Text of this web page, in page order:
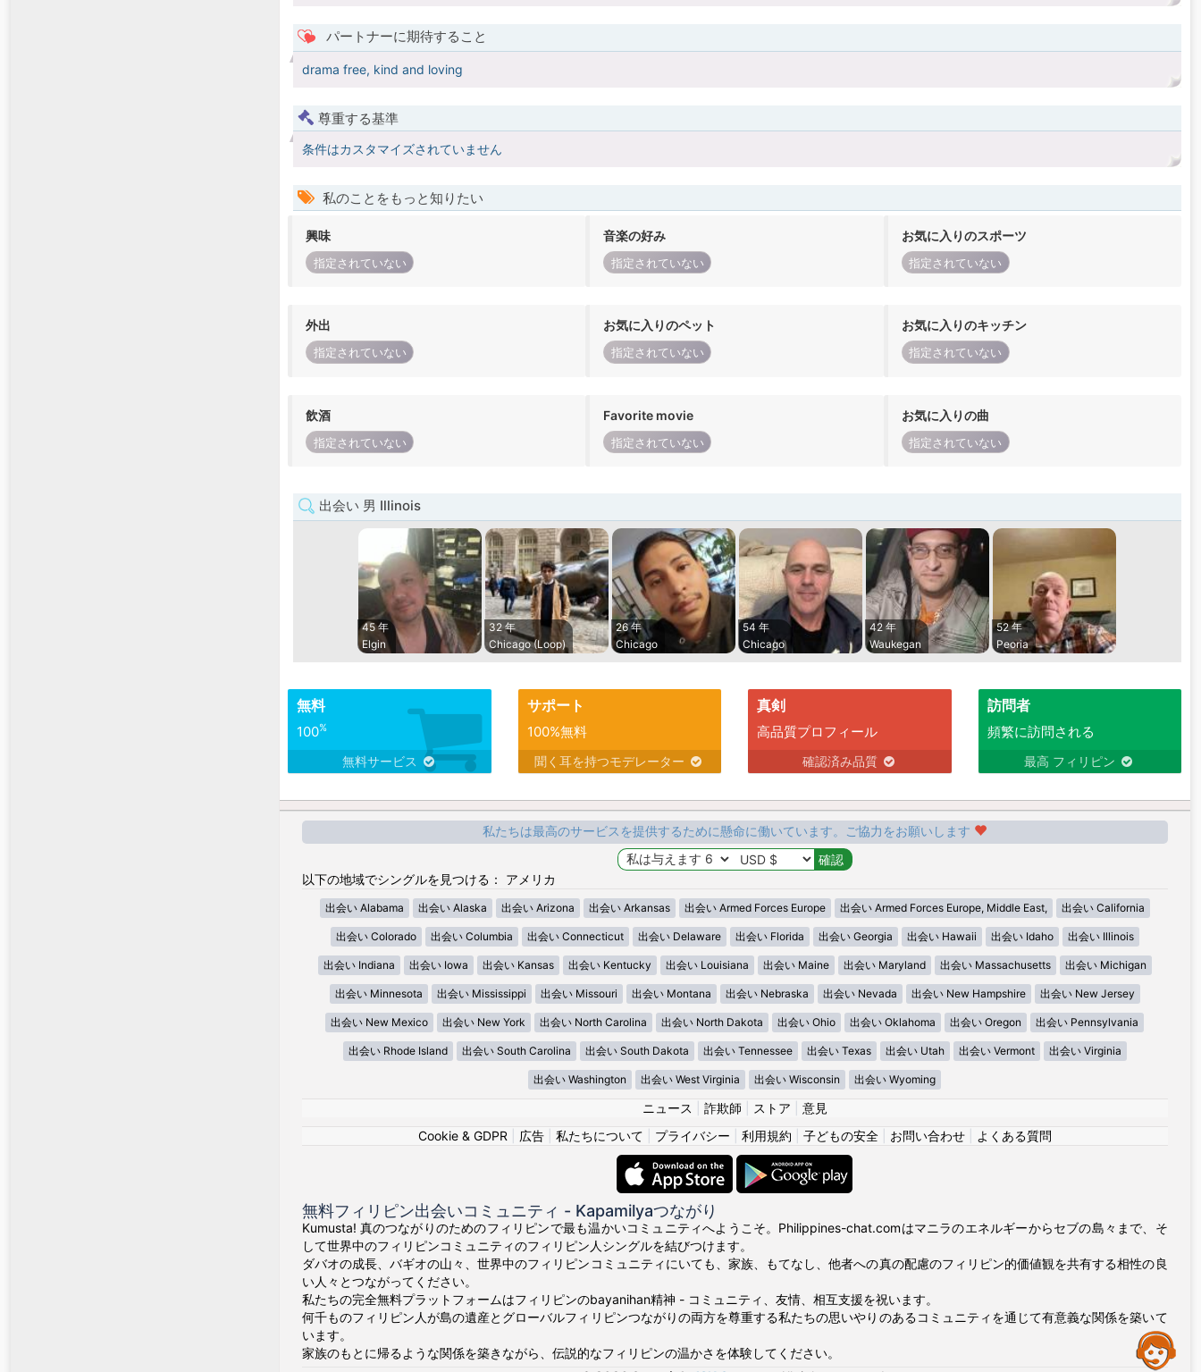
パートナーに期待すること
drama free, kind and loving
尊重する基準
条件はカスタマイズされていません
私のことをもっと知りたい
興味
指定されていない
音楽の好み
指定されていない
お気に入りのスポーツ
指定されていない
外出
指定されていない
お気に入りのペット
指定されていない
お気に入りのキッチン
指定されていない
飲酒
指定されていない
Favorite movie
指定されていない
お気に入りの曲
指定されていない
出会い 男 Illinois
45 年
Elgin
32 年
Chicago (Loop)
26 年
Chicago
54 年
Chicago
42 年
Waukegan
52 年
Peoria
無料
100%
無料サービス
サポート
100%無料
聞く耳を持つモデレーター
真剣
高品質プロフィール
確認済み品質
訪問者
頻繁に訪問される
最高 フィリピン
私たちは最高のサービスを提供するために懸命に働いています。ご協力をお願いします
以下の地域でシングルを見つける： アメリカ
出会い Alabama 出会い Alaska 出会い Arizona 出会い Arkansas 出会い Armed Forces Europe 出会い Armed Forces Europe, Middle East, 出会い California
出会い Colorado 出会い Columbia 出会い Connecticut 出会い Delaware 出会い Florida 出会い Georgia 出会い Hawaii 出会い Idaho 出会い Illinois
出会い Indiana 出会い Iowa 出会い Kansas 出会い Kentucky 出会い Louisiana 出会い Maine 出会い Maryland 出会い Massachusetts 出会い Michigan
出会い Minnesota 出会い Mississippi 出会い Missouri 出会い Montana 出会い Nebraska 出会い Nevada 出会い New Hampshire 出会い New Jersey
出会い New Mexico 出会い New York 出会い North Carolina 出会い North Dakota 出会い Ohio 出会い Oklahoma 出会い Oregon 出会い Pennsylvania
出会い Rhode Island 出会い South Carolina 出会い South Dakota 出会い Tennessee 出会い Texas 出会い Utah 出会い Vermont 出会い Virginia
出会い Washington 出会い West Virginia 出会い Wisconsin 出会い Wyoming
ニュース 詐欺師 ストア
意見
Cookie & GDPR
広告| 私たちについて プライバシー 利用規約 子どもの安全| お問い合わせ| よくある質問
無料フィリピン出会いコミュニティ - Kapamilyaつながり
Kumusta! 真のつながりのためのフィリピンで最も温かいコミュニティへようこそ。Philippines-chat.comはマニラのエネルギーからセブの島々まで、そ
して世界中のフィリピンコミュニティのフィリピン人シングルを結びつけます。
ダバオの成長、バギオの山々、世界中のフィリピンコミュニティにいても、家族、もてなし、他者への真の配慮のフィリピン的価値観を共有する相性の良
い人々とつながってください。
私たちの完全無料プラットフォームはフィリピンのbayanihan精神 - コミュニティ、友情、相互支援を祝います。
何千ものフィリピン人が島の遺産とグローバルフィリピンつながりの両方を尊重する私たちの思いやりのあるコミュニティを通じて有意義な関係を築いて
います。
家族のもとに帰るような関係を築きながら、伝説的なフィリピンの温かさを体験してください。